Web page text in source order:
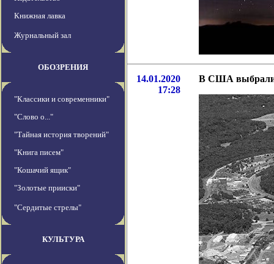
Книжная лавка
Журнальный зал
ОБОЗРЕНИЯ
"Классики и современники"
"Слово о..."
"Тайная история творений"
"Книга писем"
"Кошачий ящик"
"Золотые прииски"
"Сердитые стрелы"
КУЛЬТУРА
14.01.2020
17:28
В США выбрали